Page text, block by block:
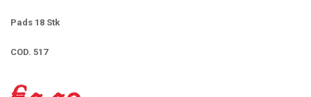
Pads 18 Stk
COD. 517